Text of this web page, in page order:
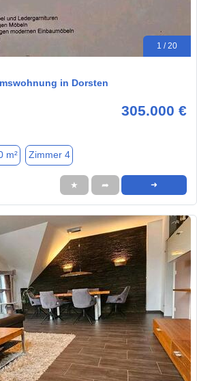
1 / 20
in Dorsten
305.000 €
m² Zimmer 4
★ ➦ ➜